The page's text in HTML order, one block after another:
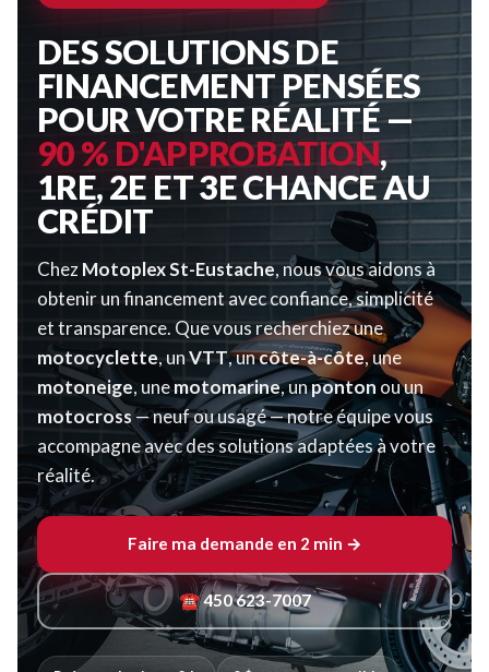
DES SOLUTIONS DE
FINANCEMENT PENSÉES
POUR VOTRE RÉALITÉ —
90 % D'APPROBATION,
1RE, 2E ET 3E CHANCE AU
CRÉDIT
ChezMotoplex St-Eustache, nous vous aidons à
obtenir un financement avec confiance, simplicité
et transparence. Que vous recherchiez une
motocyclette, unVTT, uncôte-à-côte, une
motoneige, unemotomarine, unponton ou un
motocross— neuf ou usagé — notre équipe vous
accompagne avec des solutions adaptées à votre
réalité.
Faire ma demande en 2 min →
☎ 450 623-7007